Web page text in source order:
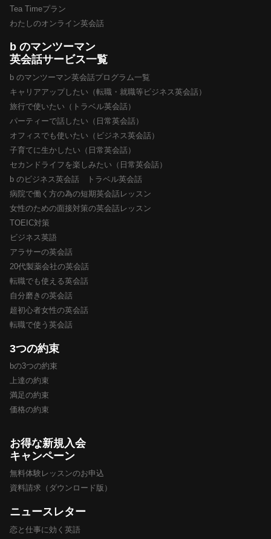
Tea Timeプラン
わたしのオンライン英会話
b のマンツーマン
英会話サービス一覧
b のマンツーマン英会話プログラム一覧
キャリアアップしたい（転職・就職等ビジネス英会話）
旅行で使いたい（トラベル英会話）
パーティーで話したい（日常英会話）
オフィスでも使いたい（ビジネス英会話）
子育てに生かしたい（日常英会話）
セカンドライフを楽しみたい（日常英会話）
b のビジネス英会話 トラベル英会話
病院で働く方の為の短期英会話レッスン
女性のための面接対策の英会話レッスン
TOEIC対策
ビジネス英語
アラサーの英会話
20代製薬会社の英会話
転職でも使える英会話
自分磨きの英会話
超初心者女性の英会話
転職で使う英会話
3つの約束
bの3つの約束
上達の約束
満足の約束
価格の約束
お得な新規入会
キャンペーン
無料体験レッスンのお申込
資料請求（ダウンロード版）
ニュースレター
恋と仕事に効く英語